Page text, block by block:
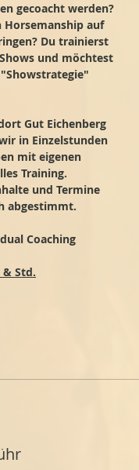
gecoacht werden?
Horsemanship auf
Du trainierst
und möchtest
Gut Eichenberg
in Einzelstunden
mit eigenen
Training.
und Termine
abgestimmt.
Coaching
& Std.